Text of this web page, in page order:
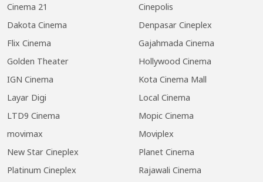
Cinema 21
Cinepolis
Dakota Cinema
Denpasar Cineplex
Flix Cinema
Gajahmada Cinema
Golden Theater
Hollywood Cinema
IGN Cinema
Kota Cinema Mall
Layar Digi
Local Cinema
LTD9 Cinema
Mopic Cinema
movimax
Moviplex
New Star Cineplex
Planet Cinema
Platinum Cineplex
Rajawali Cinema